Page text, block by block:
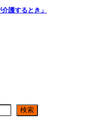
護するとき」
検索